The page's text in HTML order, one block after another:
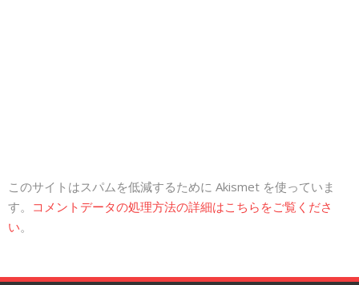
このサイトはスパムを低減するために Akismet を使っていま
す。 コメントデータの処理方法の詳細はこちらをご覧くださ
い。